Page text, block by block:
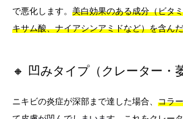
で悪化します。 美白効果のある成分（ビタ
キサム酸、ナイアシンアミドなど）を含ん
🔸 凹みタイプ（クレーター・
ニキビの炎症が深部まで達した場合、 コラ